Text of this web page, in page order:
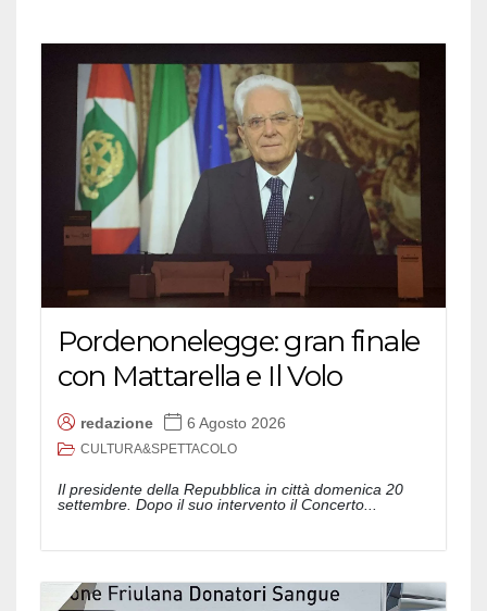
Pordenonelegge: gran finale
con Mattarella e Il Volo
redazione 6 Agosto 2026
CULTURA&SPETTACOLO
Il presidente della Repubblica in città domenica 20
settembre. Dopo il suo intervento il Concerto...